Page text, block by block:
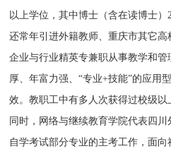
以上学位，其中博士（含在读博士
还常年引进外籍教师、重庆市其它高
企业与行业精英专兼职从事教学和
厚、年富力强、“专业+技能”的应用
效。教职工中有多人次获得过校级以
同时，网络与继续教育学院代表四
自学考试部分专业的主考工作，面